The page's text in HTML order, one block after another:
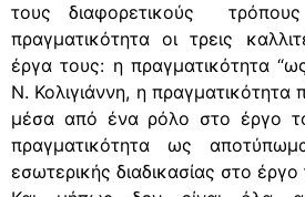
τους διαφορετικούς
πραγματικότητα οι τρεις
έργα τους: η πραγματικότητα
Ν. Κολιγιάννη, η
μέσα από ένα ρόλο στο έργο
πραγματικότητα ως
εσωτερικής διαδικασίας στο